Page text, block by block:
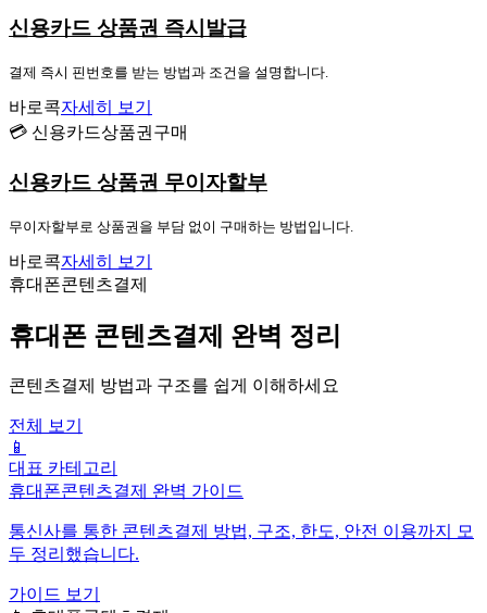
신용카드 상품권 즉시발급
결제 즉시 핀번호를 받는 방법과 조건을 설명합니다.
바로콕자세히 보기
💳 신용카드상품권구매
신용카드 상품권 무이자할부
무이자할부로 상품권을 부담 없이 구매하는 방법입니다.
바로콕자세히 보기
휴대폰콘텐츠결제
휴대폰 콘텐츠결제 완벽 정리
콘텐츠결제 방법과 구조를 쉽게 이해하세요
전체 보기
📱
대표 카테고리
휴대폰콘텐츠결제 완벽 가이드
통신사를 통한 콘텐츠결제 방법, 구조, 한도, 안전 이용까지 모
두 정리했습니다.
가이드 보기